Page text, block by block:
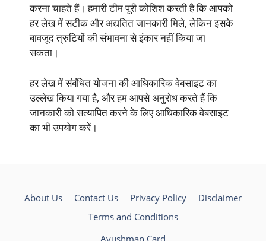
करना चाहते हैं। हमारी टीम पूरी कोशिश करती है कि आपको
हर लेख में सटीक और अद्यतित जानकारी मिले, लेकिन इसके
बावजूद त्रुटियों की संभावना से इंकार नहीं किया जा
सकता।
हर लेख में संबंधित योजना की आधिकारिक वेबसाइट का
उल्लेख किया गया है, और हम आपसे अनुरोध करते हैं कि
जानकारी को सत्यापित करने के लिए आधिकारिक वेबसाइट
का भी उपयोग करें।
About Us Contact Us Privacy Policy
Disclaimer
Terms and Conditions
Ayushman Card